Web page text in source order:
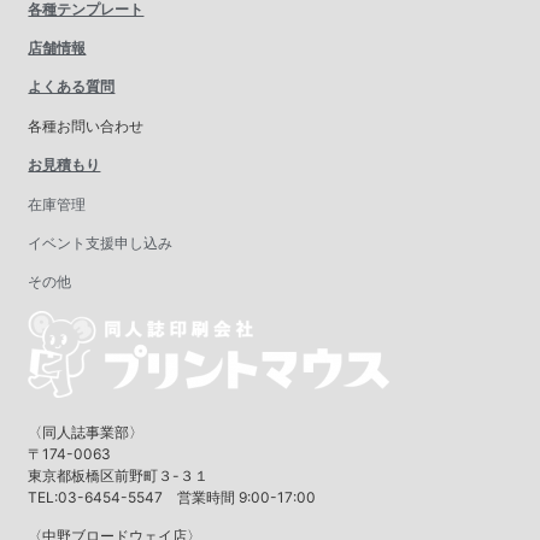
各種テンプレート
店舗情報
よくある質問
各種お問い合わせ
お見積もり
在庫管理
イベント支援申し込み
その他
〈同人誌事業部〉
〒174-0063
東京都板橋区前野町３-３１
TEL:03-6454-5547 営業時間 9:00-17:00
〈中野ブロードウェイ店〉